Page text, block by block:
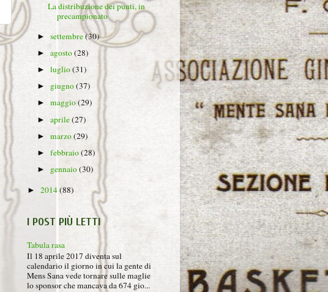
La distribuzione dei punti, in
precampionato
►settembre(30)
►agosto(28)
►luglio(31)
► giugno(37)
►maggio(29)
►aprile(27)
►marzo(29)
►febbraio(28)
► gennaio(30)
► 2014(88)
I POST PIÙ LETTI
Tabula rasa
Il 18 aprile 2017 diventa sul
calendario il giorno in cui la gente di
Mens Sana vede tornare sulle maglie
lo sponsor che mancava da 674 gio...